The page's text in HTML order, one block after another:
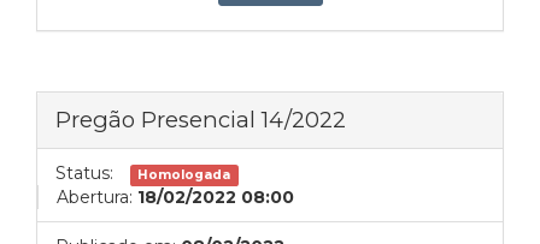
Pregão Presencial 14/2022
Status: Homologada
Abertura: 18/02/2022 08:00